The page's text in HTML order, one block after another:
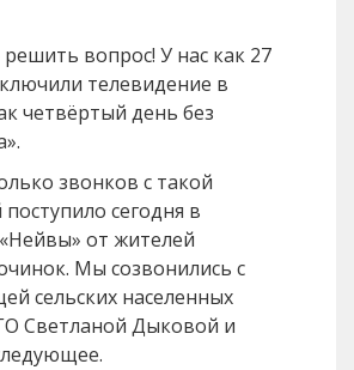
вопрос! У нас как 27
телевидение в
четвёртый день без
звонков с такой
сегодня в
от жителей
Мы созвонились с
сельских населенных
Светланой Дыковой и